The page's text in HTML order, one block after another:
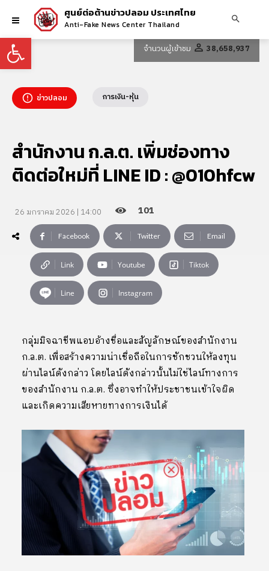
Open toolbar
ศูนย์ต่อต้านข่าวปลอม ประเทศไทย
Anti-Fake News Center Thailand
จำนวนผู้เข้าชม 38,658,937
ข่าวปลอม การเงิน-หุ้น
สำนักงาน ก.ล.ต. เพิ่มช่องทาง
ติดต่อใหม่ที่ LINE ID : @010hfcw
26 มกราคม 2026 | 14:00 101
Facebook Twitter Email
Link Youtube Tiktok
Line Instagram
กลุ่มมิจฉาชีพแอบอ้างชื่อและสัญลักษณ์ของสำนักงาน
ก.ล.ต. เพื่อสร้างความน่าเชื่อถือในการชักชวนให้ลงทุน
ผ่านไลน์ดังกล่าว โดยไลน์ดังกล่าวนั้นไม่ใช่ไลน์ทางการ
ของสำนักงาน ก.ล.ต. ซึ่งอาจทำให้ประชาชนเข้าใจผิด
และเกิดความเสียหายทางการเงินได้